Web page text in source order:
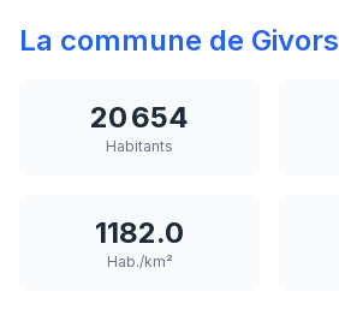
La commune de Givors
20 654
Habitants
1182.0
Hab./km²